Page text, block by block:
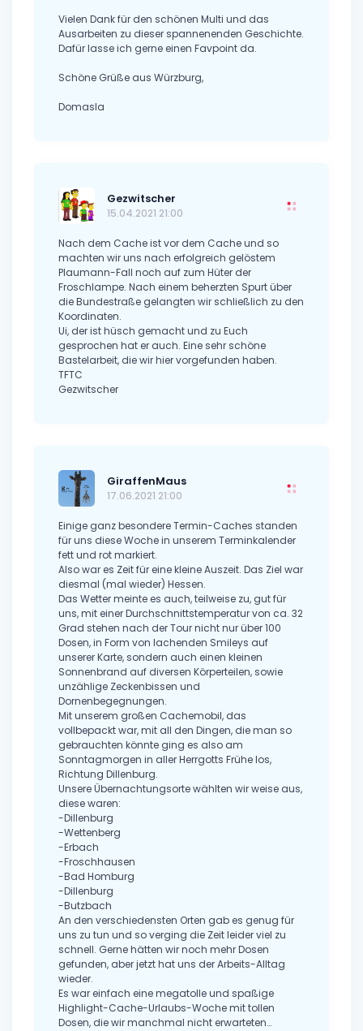
Vielen Dank für den schönen Multi und das
Ausarbeiten zu dieser spannenenden Geschichte.
Dafür lasse ich gerne einen Favpoint da.
Schöne Grüße aus Würzburg,
Domasla
Gezwitscher
15.04.2021 21:00
Nach dem Cache ist vor dem Cache und so
machten wir uns nach erfolgreich gelöstem
Plaumann-Fall noch auf zum Hüter der
Froschlampe. Nach einem beherzten Spurt über
die Bundestraße gelangten wir schließlich zu den
Koordinaten.
Ui, der ist hüsch gemacht und zu Euch
gesprochen hat er auch. Eine sehr schöne
Bastelarbeit, die wir hier vorgefunden haben.
TFTC
Gezwitscher
GiraffenMaus
17.06.2021 21:00
Einige ganz besondere Termin-Caches standen
für uns diese Woche in unserem Terminkalender
fett und rot markiert.
Also war es Zeit für eine kleine Auszeit. Das Ziel war
diesmal (mal wieder) Hessen.
Das Wetter meinte es auch, teilweise zu, gut für
uns, mit einer Durchschnittstemperatur von ca. 32
Grad stehen nach der Tour nicht nur über 100
Dosen, in Form von lachenden Smileys auf
unserer Karte, sondern auch einen kleinen
Sonnenbrand auf diversen Körperteilen, sowie
unzählige Zeckenbissen und
Dornenbegegnungen.
Mit unserem großen Cachemobil, das
vollbepackt war, mit all den Dingen, die man so
gebrauchten könnte ging es also am
Sonntagmorgen in aller Herrgotts Frühe los,
Richtung Dillenburg.
Unsere Übernachtungsorte wählten wir weise aus,
diese waren:
-Dillenburg
-Wettenberg
-Erbach
-Froschhausen
-Bad Homburg
-Dillenburg
-Butzbach
An den verschiedensten Orten gab es genug für
uns zu tun und so verging die Zeit leider viel zu
schnell. Gerne hätten wir noch mehr Dosen
gefunden, aber jetzt hat uns der Arbeits-Alltag
wieder.
Es war einfach eine megatolle und spaßige
Highlight-Cache-Urlaubs-Woche mit tollen
Dosen, die wir manchmal nicht erwarteten…